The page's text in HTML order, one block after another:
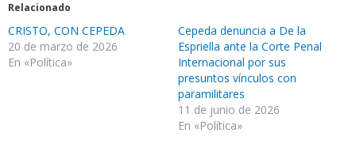
Relacionado
CRISTO, CON CEPEDA
20 de marzo de 2026
En «Política»
Cepeda denuncia a De la
Espriella ante la Corte Penal
Internacional por sus
presuntos vínculos con
paramilitares
11 de junio de 2026
En «Política»